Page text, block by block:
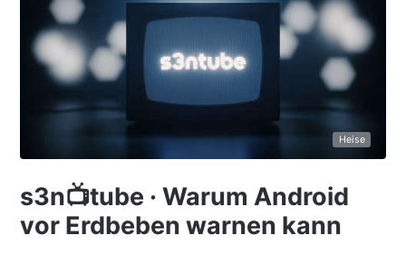
Heise
s3n📺tube · Warum Android
vor Erdbeben warnen kann